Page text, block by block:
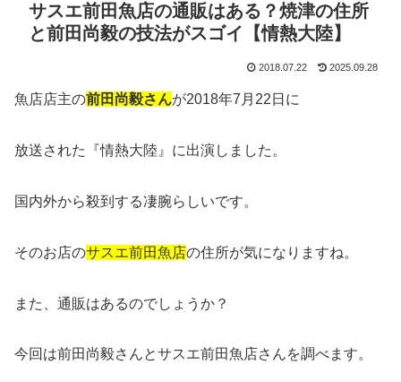
サスエ前田魚店の通販はある？焼津の住所
と前田尚毅の技法がスゴイ【情熱大陸】
2018.07.22 2025.09.28
魚店店主の前田尚毅さんが2018年7月22日に
放送された『情熱大陸』に出演しました。
国内外から殺到する凄腕らしいです。
そのお店のサスエ前田魚店の住所が気になりますね。
また、通販はあるのでしょうか？
今回は前田尚毅さんとサスエ前田魚店さんを調べます。